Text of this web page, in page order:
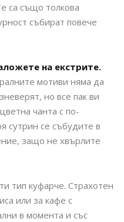
са също толкова
събират повече
на екстрите.
мотиви няма да
но все пак ви
чанта с по-
сутрин се събудите в
защо не хвърлите
тип куфарче. Страхотен
или за кафе с
в момента и със